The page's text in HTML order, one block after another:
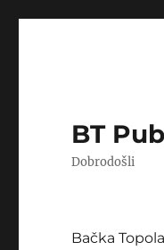
BT
Dobrodošli
Bačka Topola